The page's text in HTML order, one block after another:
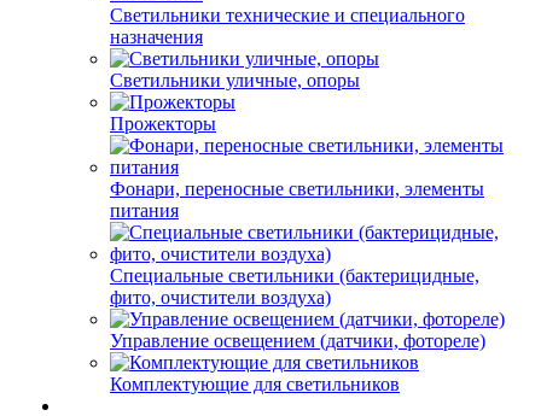
Светильники технические и специального
назначения
Светильники уличные, опоры
Прожекторы
Фонари, переносные светильники, элементы
питания
Специальные светильники (бактерицидные,
фито, очистители воздуха)
Управление освещением (датчики, фотореле)
Комплектующие для светильников